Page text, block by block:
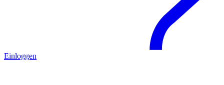
Einloggen